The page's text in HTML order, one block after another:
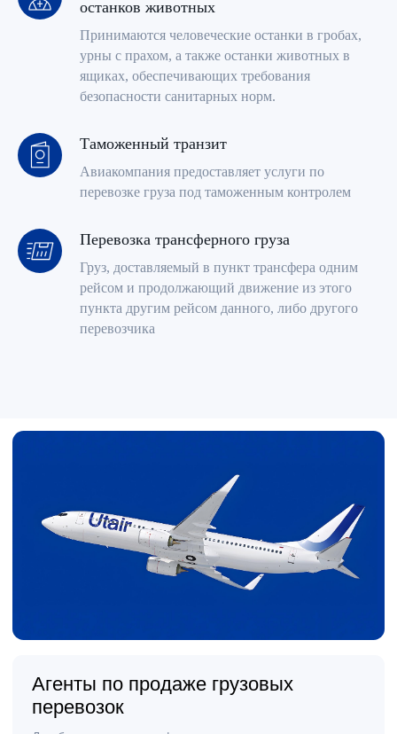
останков животных
Принимаются человеческие останки в гробах,
урны с прахом, а также останки животных в
ящиках, обеспечивающих требования
безопасности санитарных норм.
Таможенный транзит
Авиакомпания предоставляет услуги по
перевозке груза под таможенным контролем
Перевозка трансферного груза
Груз, доставляемый в пункт трансфера одним
рейсом и продолжающий движение из этого
пункта другим рейсом данного, либо другого
перевозчика
Найти
По вопросам сотрудничества в части
заключения договоров на перевозку груза или
договоров на продажу грузовых перевозок, а